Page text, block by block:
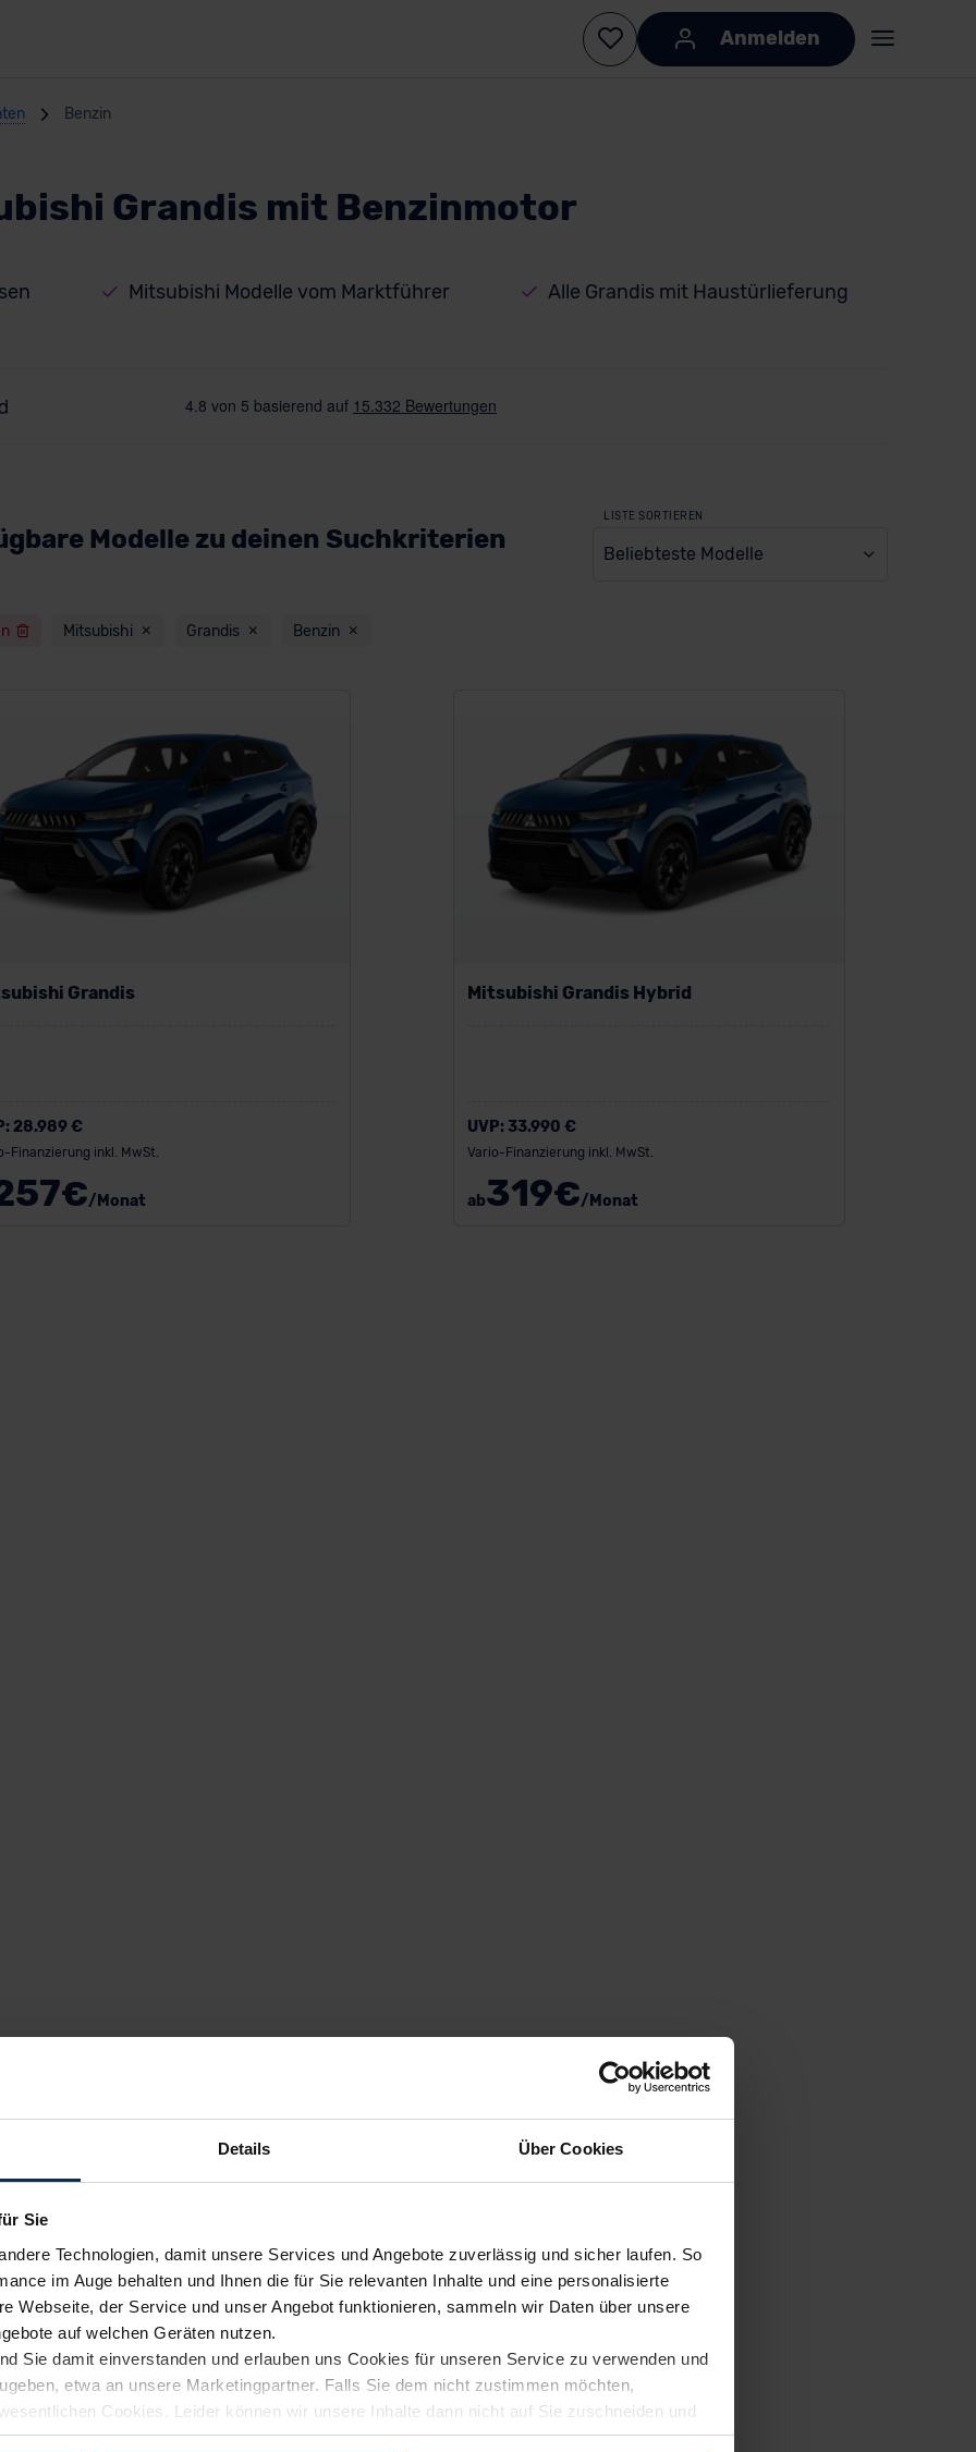
Details Über Cookies
Sie
Technologien, damit unsere Services und Angebote zuverlässig und sicher laufen. So
im Auge behalten und Ihnen die für Sie relevanten Inhalte und eine personalisierte
Webseite, der Service und unser Angebot funktionieren, sammeln wir Daten über unsere
auf welchen Geräten nutzen.
Sie damit einverstanden und erlauben uns Cookies für unseren Service zu verwenden und
etwa an unsere Marketingpartner. Falls Sie dem nicht zustimmen möchten,
Cookies. Leider können wir unsere Inhalte dann nicht auf Sie zuschneiden und
Weg zu Ihrem Neuwagen unterstützen. Sie können die Einstellungen jederzeit anpassen
Anmelden
Benzin
Grandis mit Benzinmotor
Mitsubishi Modelle vom Marktführer Alle Grandis mit Haustürlieferung
Modelle zu deinen Suchkriterien
LISTE SORTIEREN
Beliebteste Modelle
Mitsubishi Grandis Benzin
Grandis
28.989 €
Finanzierung inkl. MwSt.
€/Monat
Mitsubishi Grandis Hybrid
UVP:33.990 €
Vario-Finanzierung inkl. MwSt.
ab319€/Monat